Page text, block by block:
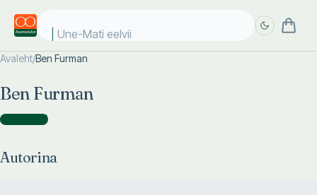
Une-Mati eelviim
Avaleht/Ben Furman
Ben Furman
Autorina )
Autorina